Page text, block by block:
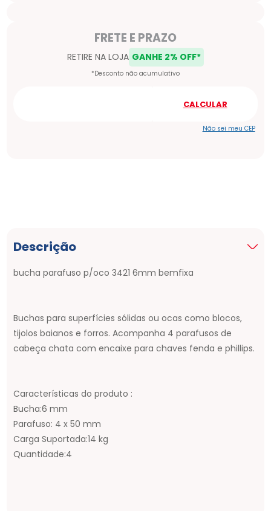
Não sei meu CEP
Descrição
bucha parafuso p/oco 3421 6mm bemfixa
Buchas para superfícies sólidas ou ocas como blocos,
tijolos baianos e forros. Acompanha 4 parafusos de
cabeça chata com encaixe para chaves fenda e phillips.
Características do produto :
Bucha:6 mm
Parafuso: 4 x 50 mm
Carga Suportada:14 kg
Quantidade:4